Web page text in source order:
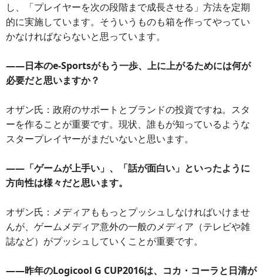
し、「プレイヤーを次の段階まで成長させる」方法を定期
的に実施しています。そういうものも箱を作ってやってい
かなければならないと思っています。
――日本のe-Sportsがもう一歩、上に上がるためには何が
必要だと思いますか？
オザン氏：政府のサポートとブランドの投資ですね。スタ
ーを作ることが重要です。現状、誰もが知っているような
スタープレイヤーがまだいないと思います。
――「ゲームが上手い」、「話が面白い」といったように
方向性は様々だと思います。
オザン氏：メディアももっとプッシュしなければいけませ
んが、ゲームメディア意外の一般のメディア（テレビや雑
誌など）がプッシュしていくことが重要です。
――昨年のLogicool G CUP2016は、コカ・コーラと日清が